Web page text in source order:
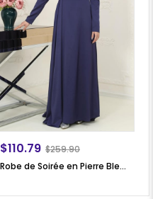
Robe de Soirée en Pierre Bleu Marin SN64
$110.79 $259.90